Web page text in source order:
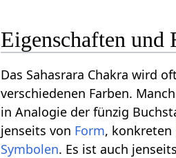
Eigenschaften und
Das Sahasrara Chakra wird
verschiedenen Farben.
in Analogie der fünzig
jenseits von Form, konkreten
Symbolen. Es ist auch